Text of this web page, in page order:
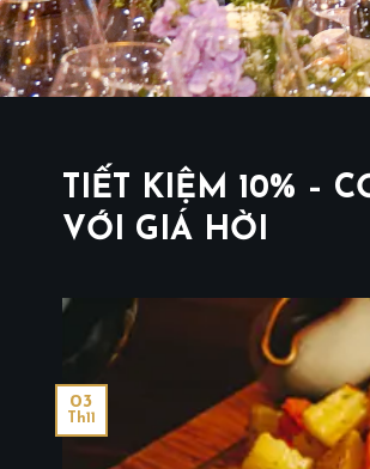
TIẾT KIỆM 10% –
VỚI GIÁ HỜI
03
Th11